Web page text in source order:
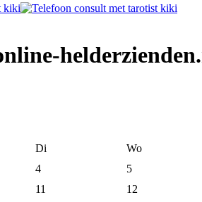
Di Wo
4 5
11 12